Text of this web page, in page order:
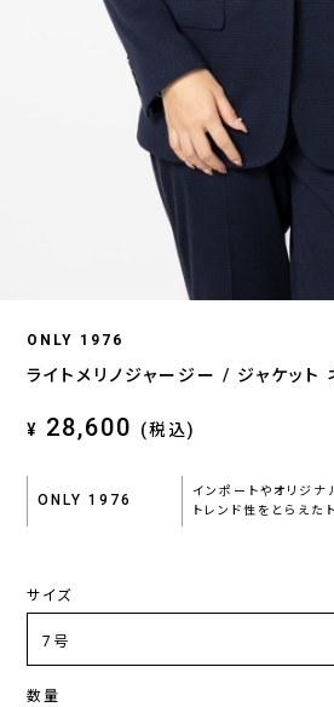
ONLY 1976
ライトメリノジャージー / ジャケット
¥ 28,600 (税込)
ONLY 1976
インポートやオリジナ
トレンド性をとらえた
サイズ
数量